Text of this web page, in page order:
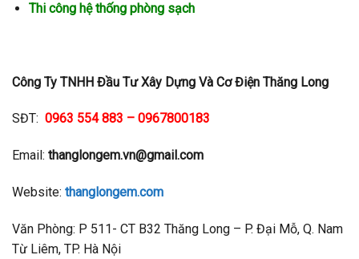
Thi công hệ thống phòng sạch
Công Ty TNHH Đầu Tư Xây Dựng Và Cơ Điện Thăng Long
SĐT: 0963 554 883 – 0967800183
Email: thanglongem.vn@gmail.com
Website: thanglongem.com
Văn Phòng: P 511- CT B32 Thăng Long – P. Đại Mỗ, Q. Nam
Từ Liêm, TP. Hà Nội